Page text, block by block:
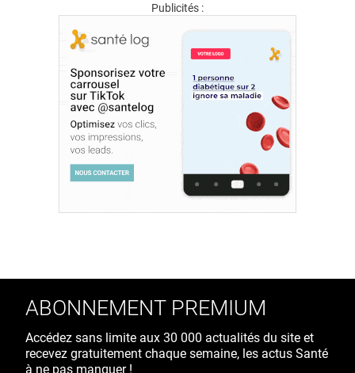
Publicités :
ABONNEMENT PREMIUM
Accédez sans limite aux 30 000 actualités du site et
recevez gratuitement chaque semaine, les actus Santé
à ne pas manquer !